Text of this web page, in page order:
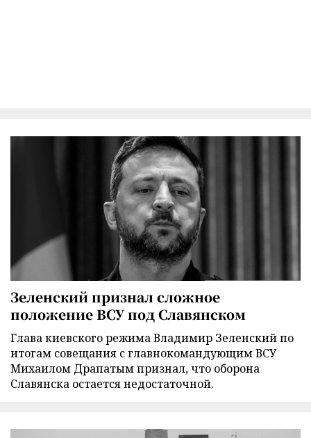
Зеленский признал сложное
положение ВСУ под Славянском
Глава киевского режима Владимир Зеленский по
итогам совещания с главнокомандующим ВСУ
Михаилом Драпатым признал, что оборона
Славянска остается недостаточной.